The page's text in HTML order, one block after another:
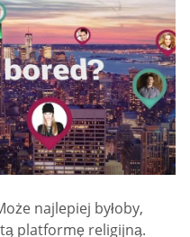
najlepiej byłoby,
platformę religijną.